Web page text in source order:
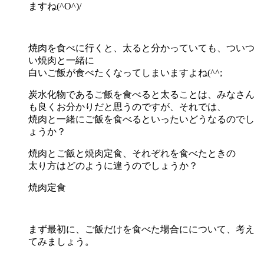
ますね(^O^)/
焼肉を食べに行くと、太ると分かっていても、ついつ
い焼肉と一緒に
白いご飯が食べたくなってしまいますよね(^^;
炭水化物であるご飯を食べると太ることは、みなさん
も良くお分かりだと思うのですが、それでは、
焼肉と一緒にご飯を食べるといったいどうなるのでし
ょうか？
焼肉とご飯と焼肉定食、それぞれを食べたときの
太り方はどのように違うのでしょうか？
焼肉定食
まず最初に、ご飯だけを食べた場合にについて、考え
てみましょう。